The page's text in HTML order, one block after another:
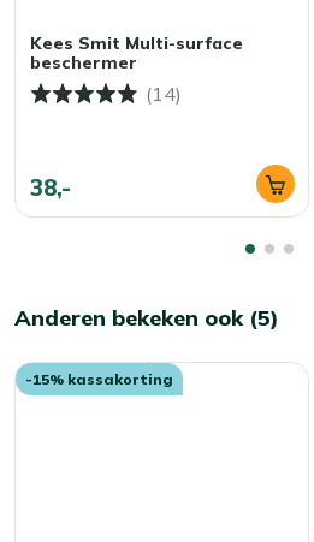
Kees Smit Multi-surface
beschermer
(14)
38,-
Anderen bekeken ook (5)
-15% kassakorting